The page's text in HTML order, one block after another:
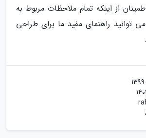
از اینکه تمام ملاحظات مربوط به
توانید راهنمای مفید ما برای طراحی